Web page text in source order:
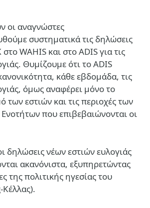
οι αναγνώστες
συστηματικά τις δηλώσεις
WAHIS και στο ADIS για τις
Θυμίζουμε ότι το ADIS
κάθε εβδομάδα, τις
όμως αναφέρει μόνο το
των εστιών και τις περιοχές των
που επιβεβαιώνονται οι
δηλώσεις νέων εστιών ευλογιάς
ακανόνιστα, εξυπηρετώντας
της πολιτικής ηγεσίας του